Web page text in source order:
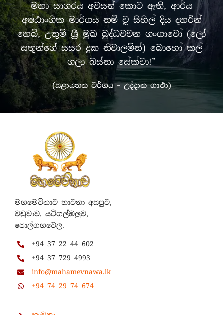
මහා සාගරය අවසන් කොට ඇති, ආර්ය
අෂ්ඨාංගික මාර්ගය නම් වූ සිහිල් දිය දහරින්
හෙබි, උතුම් ශ්‍රී මුඛ බුද්ධවචන ගංගාවෝ (ලෝ
සතුන්ගේ සසර දුක නිවාලමින්) බොහෝ කල්
ගලා බස්නා සේක්වා!”
(සළායතන වර්ගය – උද්දාන ගාථා)
මහමෙව්නාව භාවනා අසපුව,
වඩුවාව, යටිගල්ඔලුව,
පොල්ගහවෙල.
+94 37 22 44 602
+94 37 729 4993
info@mahamevnawa.lk
+94 74 29 74 674